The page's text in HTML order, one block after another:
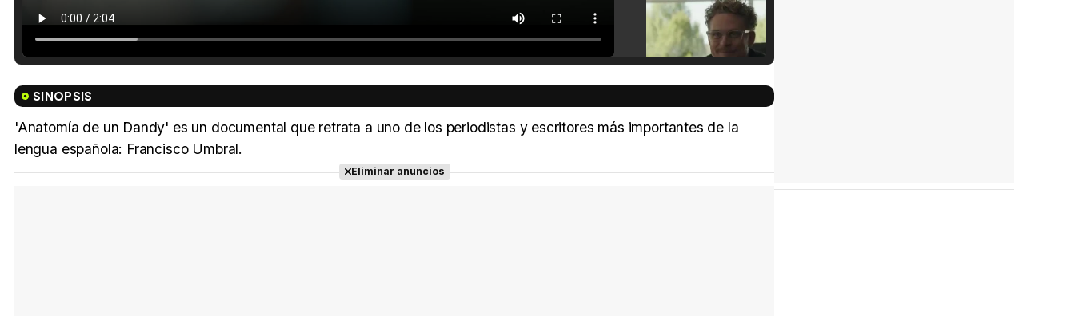
Tráiler en español 'Outcome' (2026)
SINOPSIS
'Anatomía de un Dandy' es un documental que retrata a uno de los periodistas y escritores más importantes de la
lengua española: Francisco Umbral.
Eliminar anuncios